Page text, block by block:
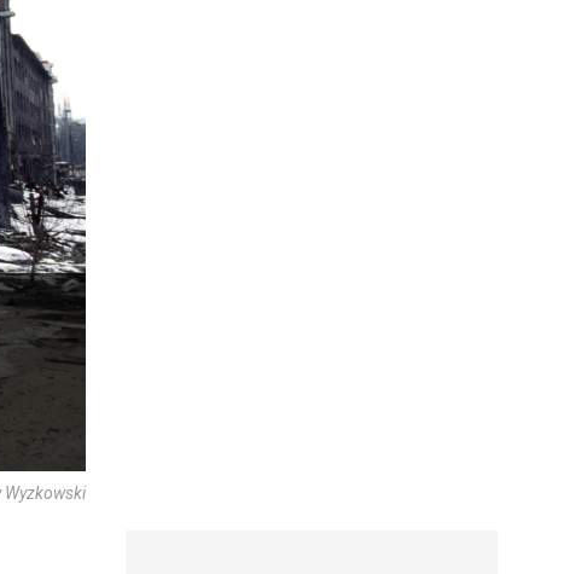
Wyzkowski